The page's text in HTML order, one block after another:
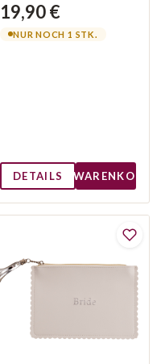
19,90 €
NUR NOCH 1 STK.
DETAILS WARENKORB